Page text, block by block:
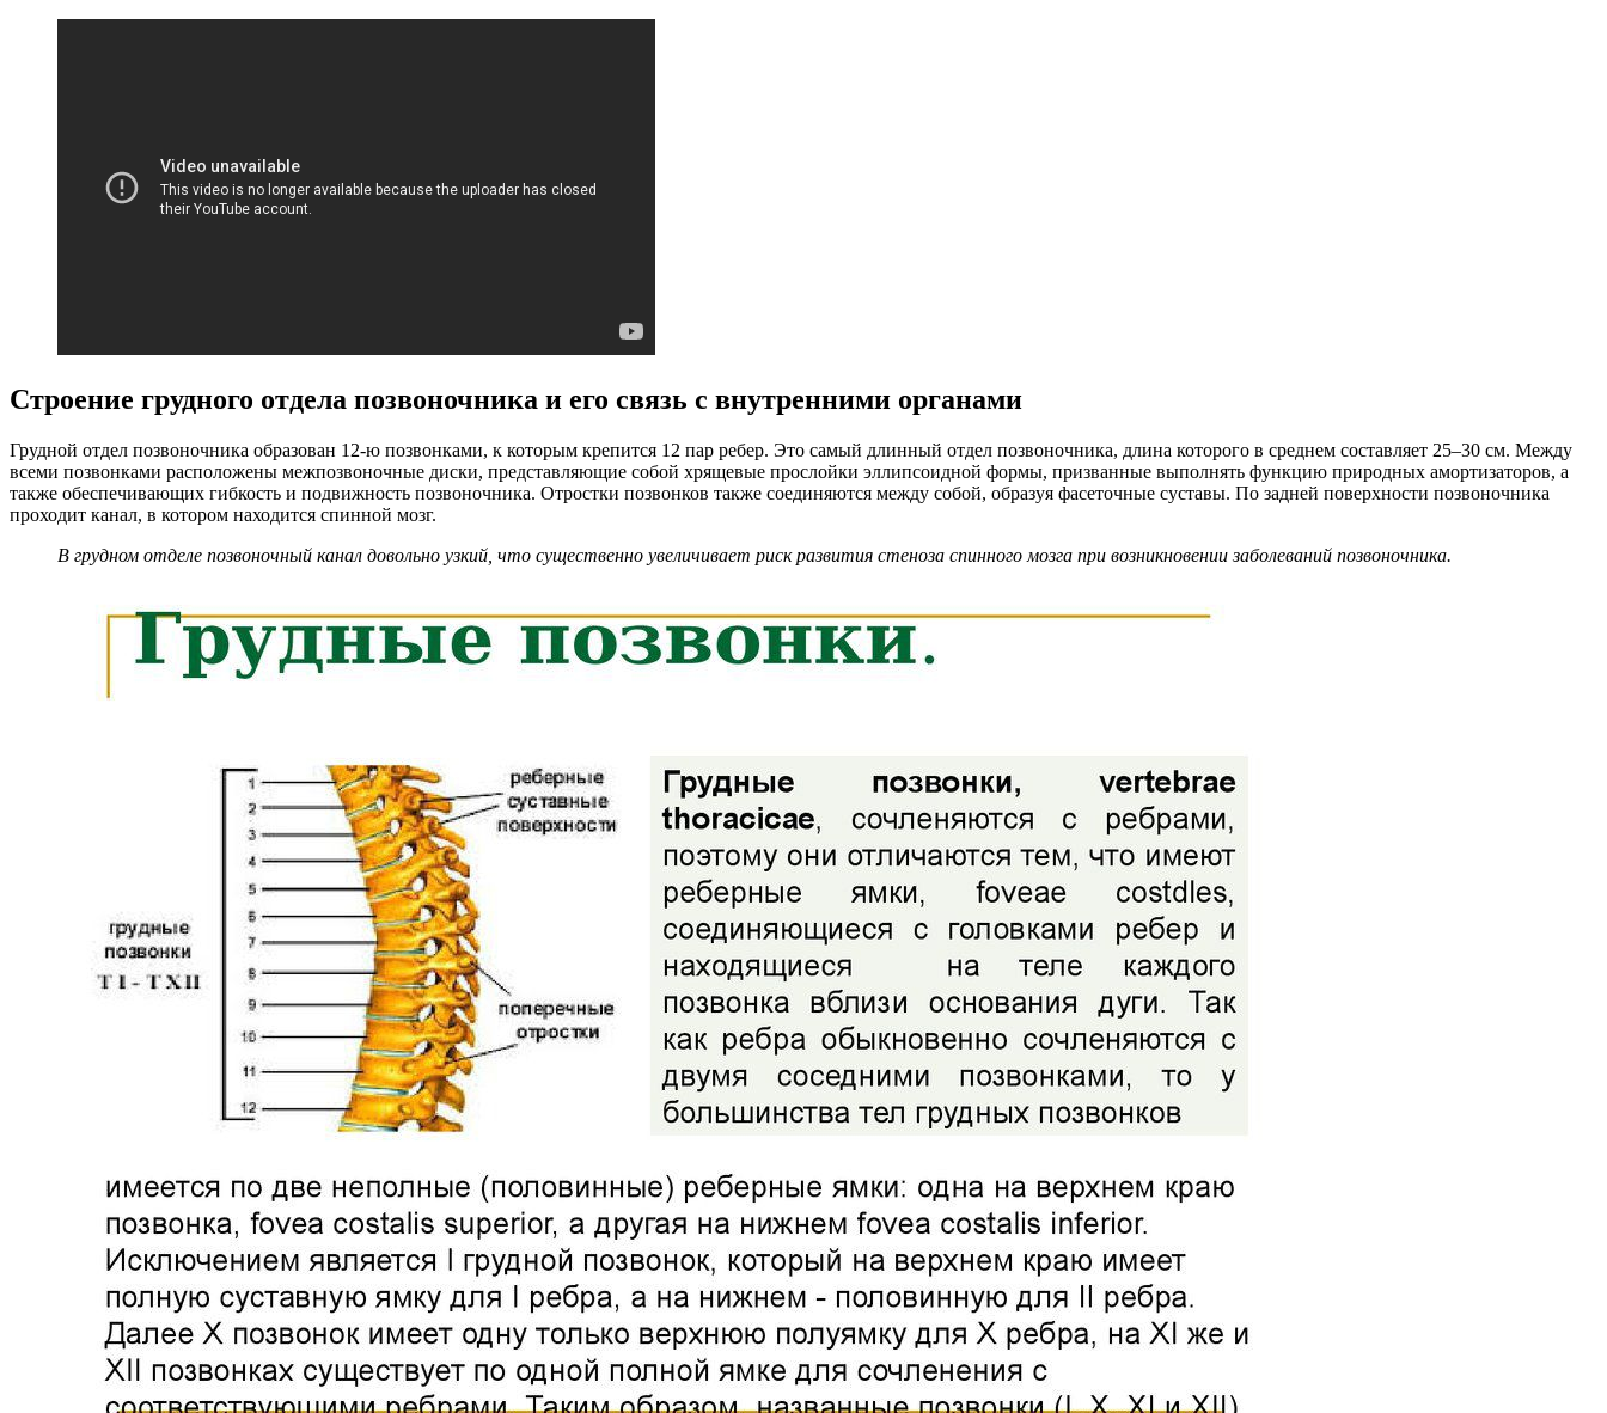
Строение грудного отдела позвоночника и его связь с внутренними органами
Грудной отдел позвоночника образован 12-ю позвонками, к которым крепится 12 пар ребер. Это самый длинный отдел позвоночника, длина которого в среднем составляет 25–30 см. Между
всеми позвонками расположены межпозвоночные диски, представляющие собой хрящевые прослойки эллипсоидной формы, призванные выполнять функцию природных амортизаторов, а
также обеспечивающих гибкость и подвижность позвоночника. Отростки позвонков также соединяются между собой, образуя фасеточные суставы. По задней поверхности позвоночника
проходит канал, в котором находится спинной мозг.
В грудном отделе позвоночный канал довольно узкий, что существенно увеличивает риск развития стеноза спинного мозга при возникновении заболеваний позвоночника.